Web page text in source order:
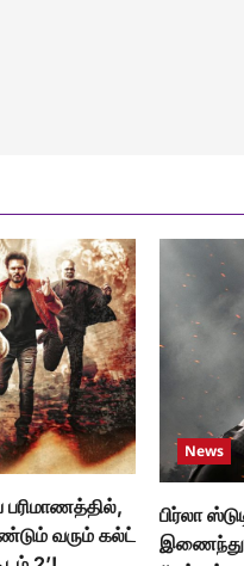
பரிமாணத்தில்,
வரும் கல்ட்
News
பிர்லா
இணைந்து